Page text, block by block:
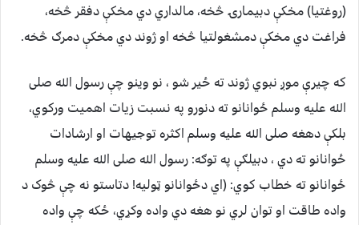
(روغتیا) مخکې دبیمارۍ څخه، مالداري دي مخکې دفقر څخه،
فراغت دي مخکې دمشغولتیا څخه او ژوند دي مخکې دمرګ څخه.
که چیرې موږ نبوي ژوند ته ځیر شو ، نو وینو چې رسول الله صلی
الله علیه وسلم ځوانانو ته دنورو په نسبت زیات اهمیت ورکوي،
بلكې دهغه صلی الله علیه وسلم اکثره توجیهات او ارشادات
ځوانانو ته دي ، دبیلګې په توګه: رسول الله صلی الله علیه وسلم
ځوانانو ته خطاب کوي: (اي دځوانانو ټولیه! دتاستو نه چې څوک د
واده طاقت او توان لري نو هغه دي واده وکړي، ځکه چې واده